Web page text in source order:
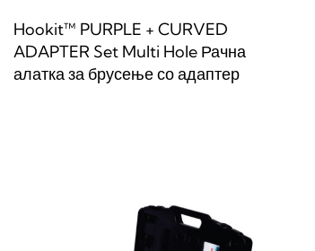
Hookit™ PURPLE + CURVED
ADAPTER Set Multi Hole Рачна
алатка за брусење со адаптер